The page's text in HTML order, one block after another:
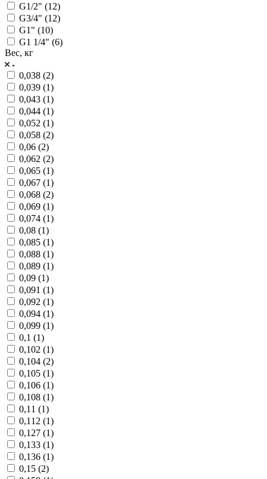
G1/2" (12)
G3/4" (12)
G1" (10)
G1 1/4" (6)
Вес, кг
0,038 (2)
0,039 (1)
0,043 (1)
0,044 (1)
0,052 (1)
0,058 (2)
0,06 (2)
0,062 (2)
0,065 (1)
0,067 (1)
0,068 (2)
0,069 (1)
0,074 (1)
0,08 (1)
0,085 (1)
0,088 (1)
0,089 (1)
0,09 (1)
0,091 (1)
0,092 (1)
0,094 (1)
0,099 (1)
0,1 (1)
0,102 (1)
0,104 (2)
0,105 (1)
0,106 (1)
0,108 (1)
0,11 (1)
0,112 (1)
0,127 (1)
0,133 (1)
0,136 (1)
0,15 (2)